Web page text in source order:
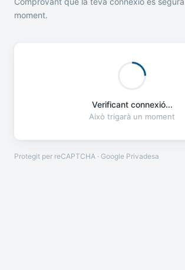
moment.
Verificant connexió...
Això trigarà un moment
Protegit per reCAPTCHA · Google Privadesa